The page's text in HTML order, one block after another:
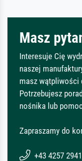
Masz
Interesuje Cię
naszej
masz wątpliwości
Potrzebujesz
nośnika lub
Zapraszamy do
+43 4257